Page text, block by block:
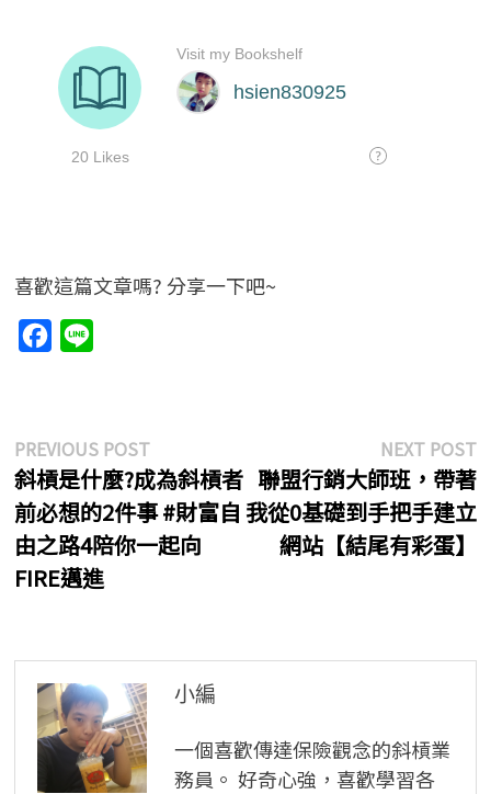
喜歡這篇文章嗎? 分享一下吧~
b
o
o
k
文
章
導
覽
PREVIOUS POSTPrevious
post:
斜槓是什麼?成為斜槓者
前必想的2件事 #財富自
由之路4陪你一起向
FIRE邁進
NEXT POST
聯盟行銷大師班，帶著
我從0基礎到手把手建立
網站【結尾有彩蛋】
小編
一個喜歡傳達保險觀念的斜槓業
務員。 好奇心強，喜歡學習各